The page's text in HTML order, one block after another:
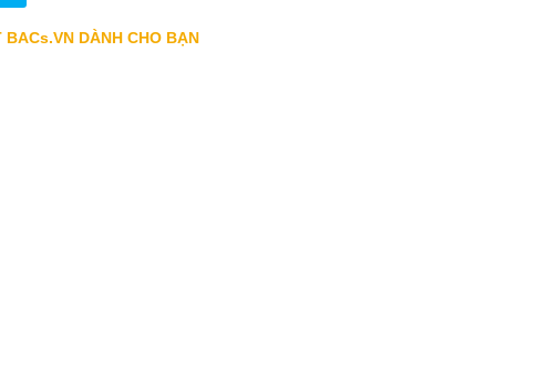
BACs.VN DÀNH CHO BẠN